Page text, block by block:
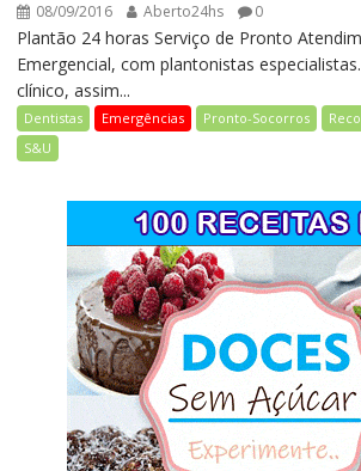
08/09/2016 Aberto24hs 0
Plantão 24 horas Serviço de Pronto
Emergencial, com plantonistas
clínico, assim...
Dentistas Emergências Pronto-Socorros
S&U